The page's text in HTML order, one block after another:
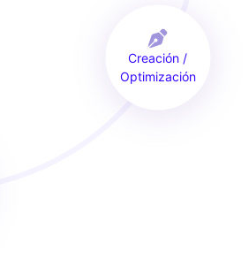
Creación /
Optimización